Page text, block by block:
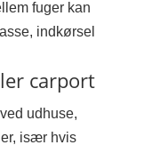
fuger kan
indkørsel
carport
udhuse,
især hvis